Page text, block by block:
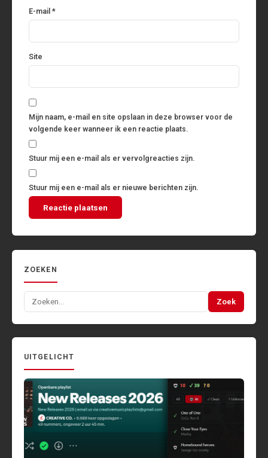
E-mail *
Site
Mijn naam, e-mail en site opslaan in deze browser voor de
volgende keer wanneer ik een reactie plaats.
Stuur mij een e-mail als er vervolgreacties zijn.
Stuur mij een e-mail als er nieuwe berichten zijn.
ZOEKEN
Zoeken
naar:
Zoek
UITGELICHT